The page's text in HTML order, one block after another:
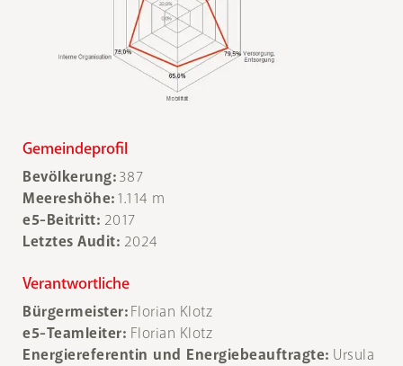
Gemeindeprofil
Bevölkerung:387
Meereshöhe:1.114 m
e5-Beitritt: 2017
Letztes Audit: 2024
Verantwortliche
Bürgermeister:Florian Klotz
e5-Teamleiter: Florian Klotz
Energiereferentin und Energiebeauftragte: Ursula